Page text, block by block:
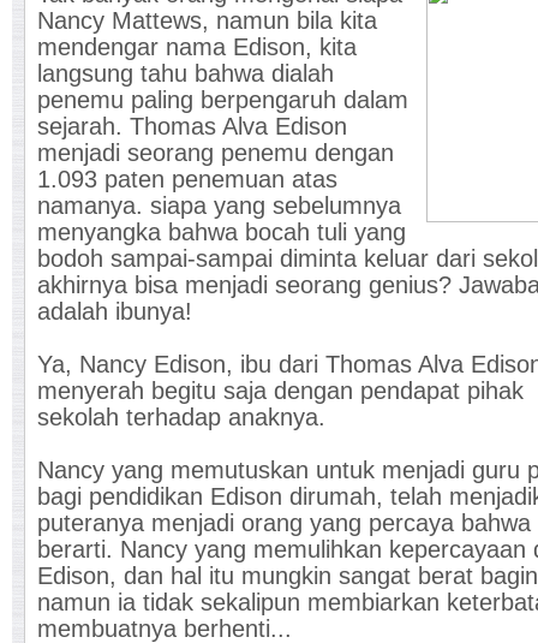
Nancy Mattews, namun bila kita
mendengar nama Edison, kita
langsung tahu bahwa dialah
penemu paling berpengaruh dalam
sejarah. Thomas Alva Edison
menjadi seorang penemu dengan
1.093 paten penemuan atas
namanya. siapa yang sebelumnya
menyangka bahwa bocah tuli yang
bodoh sampai-sampai diminta keluar dari
akhirnya bisa menjadi seorang genius?
adalah ibunya!
Ya, Nancy Edison, ibu dari Thomas Alva
menyerah begitu saja dengan pendapat pihak
sekolah terhadap anaknya.
Nancy yang memutuskan untuk menjadi guru
bagi pendidikan Edison dirumah, telah
puteranya menjadi orang yang percaya bahwa
berarti. Nancy yang memulihkan kepercayaan
Edison, dan hal itu mungkin sangat berat
namun ia tidak sekalipun membiarkan
membuatnya berhenti...